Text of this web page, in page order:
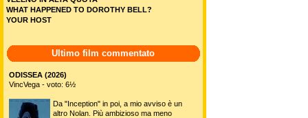
WHAT HAPPENED TO DOROTHY BELL?
YOUR HOST
Ultimo film commentato
ODISSEA (2026)
VincVega - voto: 6½
Da "Inception" in poi, a mio avviso è un
altro Nolan. Più ambizioso ma meno